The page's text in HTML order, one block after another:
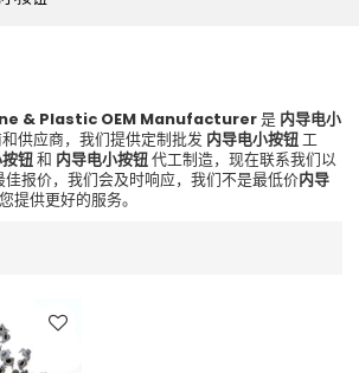
& Plastic OEM Manufacturer是 内导电小
供应商，我们提供定制批发 内导电小按钮工
钮和 内导电小按钮代工制造，现在联系我们以
佳报价，我们会及时响应，我们不是最低价内导
提供更好的服务。